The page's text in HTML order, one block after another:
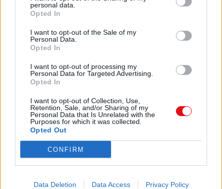
personal data.
Opted In
I want to opt-out of the Sale of my
Personal Data.
Opted In
I want to opt-out of processing my
Personal Data for Targeted Advertising.
Opted In
I want to opt-out of Collection, Use,
Retention, Sale, and/or Sharing of my
Personal Data that Is Unrelated with the
Purposes for which it was collected.
Opted Out
CONFIRM
Data Deletion Data Access Privacy Policy